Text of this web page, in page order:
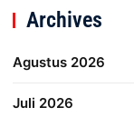
Archives
Agustus 2026
Juli 2026